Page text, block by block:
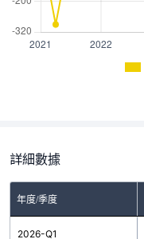
詳細數據
年度/季度
2026-Q1